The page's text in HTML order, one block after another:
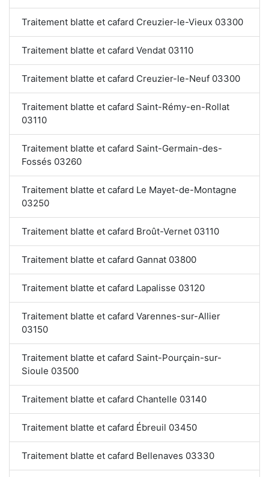
Traitement blatte et cafard Creuzier-le-Vieux 03300
Traitement blatte et cafard Vendat 03110
Traitement blatte et cafard Creuzier-le-Neuf 03300
Traitement blatte et cafard Saint-Rémy-en-Rollat
03110
Traitement blatte et cafard Saint-Germain-des-
Fossés 03260
Traitement blatte et cafard Le Mayet-de-Montagne
03250
Traitement blatte et cafard Broût-Vernet 03110
Traitement blatte et cafard Gannat 03800
Traitement blatte et cafard Lapalisse 03120
Traitement blatte et cafard Varennes-sur-Allier
03150
Traitement blatte et cafard Saint-Pourçain-sur-
Sioule 03500
Traitement blatte et cafard Chantelle 03140
Traitement blatte et cafard Ébreuil 03450
Traitement blatte et cafard Bellenaves 03330